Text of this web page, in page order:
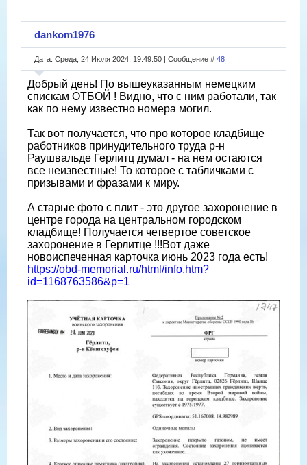
dankom1976
Дата: Среда, 24 Июля 2024, 19:49:50 | Сообщение # 48
Добрый день! По вышеуказанным немецким
спискам ОТБОЙ ! Видно, что с ним работали, так
как по нему известно номера могил.
Так вот получается, что про которое кладбище
работников принудительного труда р-н
Раушвальде Герлитц думал - на нем остаются
все неизвестные! То которое с табличками с
призывами и фразами к миру.
А старые фото с плит - это другое захоронение в
центре города на центральном городском
кладбище! Получается четвертое советское
захоронение в Герлитце !!!Вот даже
новоиспеченная карточка июнь 2023 года есть!
https://obd-memorial.ru/html/info.htm?
id=1168763586&p=1